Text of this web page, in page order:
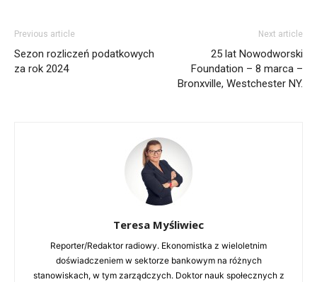
Previous article
Sezon rozliczeń podatkowych
za rok 2024
Next article
25 lat Nowodworski
Foundation – 8 marca –
Bronxville, Westchester NY.
Teresa Myśliwiec
Reporter/Redaktor radiowy. Ekonomistka z wieloletnim
doświadczeniem w sektorze bankowym na różnych
stanowiskach, w tym zarządczych. Doktor nauk społecznych z